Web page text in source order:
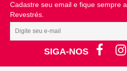
Cadastre seu email e fique sempre
Revestrés.
SIGA-NOS